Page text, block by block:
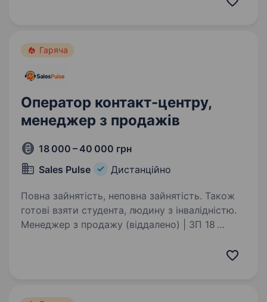
Гаряча
Оператор контакт-центру,
менеджер з продажів
18 000 – 40 000 грн
Sales Pulse
Дистанційно
Повна зайнятість, неповна зайнятість. Також
готові взяти студента, людину з інвалідністю.
Менеджер з продажу (віддалено) | ЗП 18
до команди:https://cutt.ly/9yi4goik…